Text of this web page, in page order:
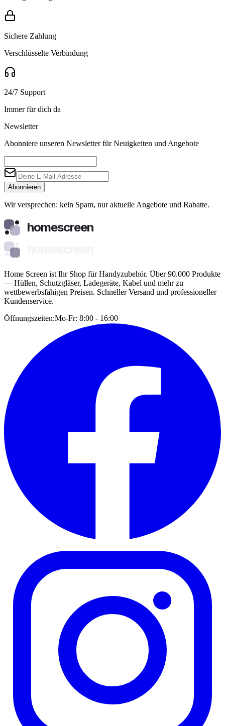
Sichere Zahlung
Verschlüsselte Verbindung
24/7 Support
Immer für dich da
Newsletter
Abonniere unseren Newsletter für Neuigkeiten und Angebote
Abonnieren
Wir versprechen: kein Spam, nur aktuelle Angebote und Rabatte.
homescreen
Home Screen ist Ihr Shop für Handyzubehör. Über 90.000 Produkte
— Hüllen, Schutzgläser, Ladegeräte, Kabel und mehr zu
wettbewerbsfähigen Preisen. Schneller Versand und professioneller
Kundenservice.
Öffnungszeiten:Mo-Fr: 8:00 - 16:00